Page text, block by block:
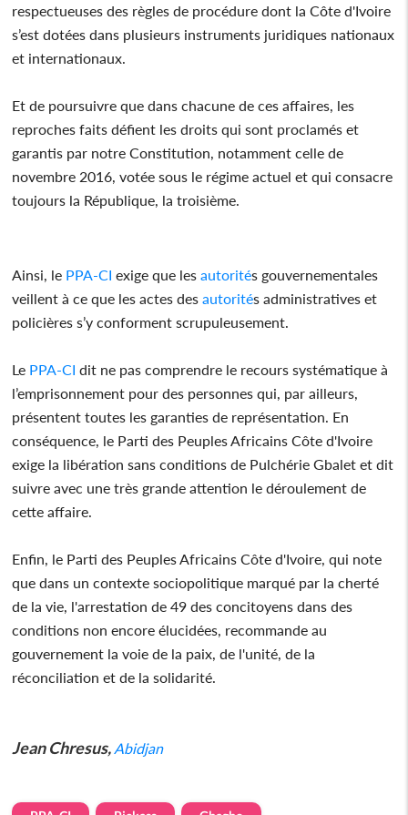
respectueuses des règles de procédure dont la Côte d'Ivoire
s’est dotées dans plusieurs instruments juridiques nationaux
et internationaux.
Et de poursuivre que dans chacune de ces affaires, les
reproches faits défient les droits qui sont proclamés et
garantis par notre Constitution, notamment celle de
novembre 2016, votée sous le régime actuel et qui consacre
toujours la République, la troisième.
Ainsi, le PPA-CI exige que lesautorités gouvernementales
veillent à ce que les actes desautorités administratives et
policières s’y conforment scrupuleusement.
Le PPA-CI dit ne pas comprendre le recours systématique à
l’emprisonnement pour des personnes qui, par ailleurs,
présentent toutes les garanties de représentation. En
conséquence, le Parti des Peuples Africains Côte d'Ivoire
exige la libération sans conditions de Pulchérie Gbalet et dit
suivre avec une très grande attention le déroulement de
cette affaire.
Enfin, le Parti des Peuples Africains Côte d'Ivoire, qui note
que dans un contexte sociopolitique marqué par la cherté
de la vie, l'arrestation de 49 des concitoyens dans des
conditions non encore élucidées, recommande au
gouvernement la voie de la paix, de l'unité, de la
réconciliation et de la solidarité.
Jean Chresus, Abidjan